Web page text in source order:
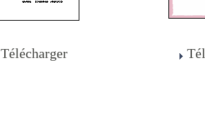
Télécharger